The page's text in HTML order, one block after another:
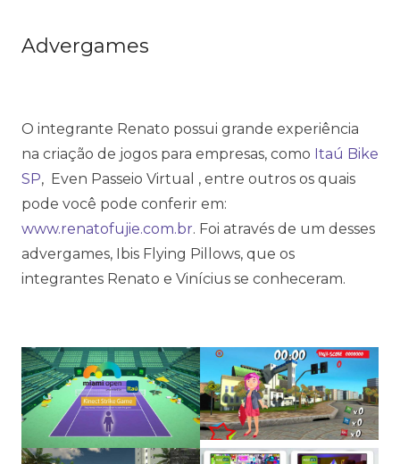
Advergames
O integrante Renato possui grande experiência
na criação de jogos para empresas, como Itaú Bike
SP, Even Passeio Virtual , entre outros os quais
pode você pode conferir em:
www.renatofujie.com.br. Foi através de um desses
advergames, Ibis Flying Pillows, que os
integrantes Renato e Vinícius se conheceram.